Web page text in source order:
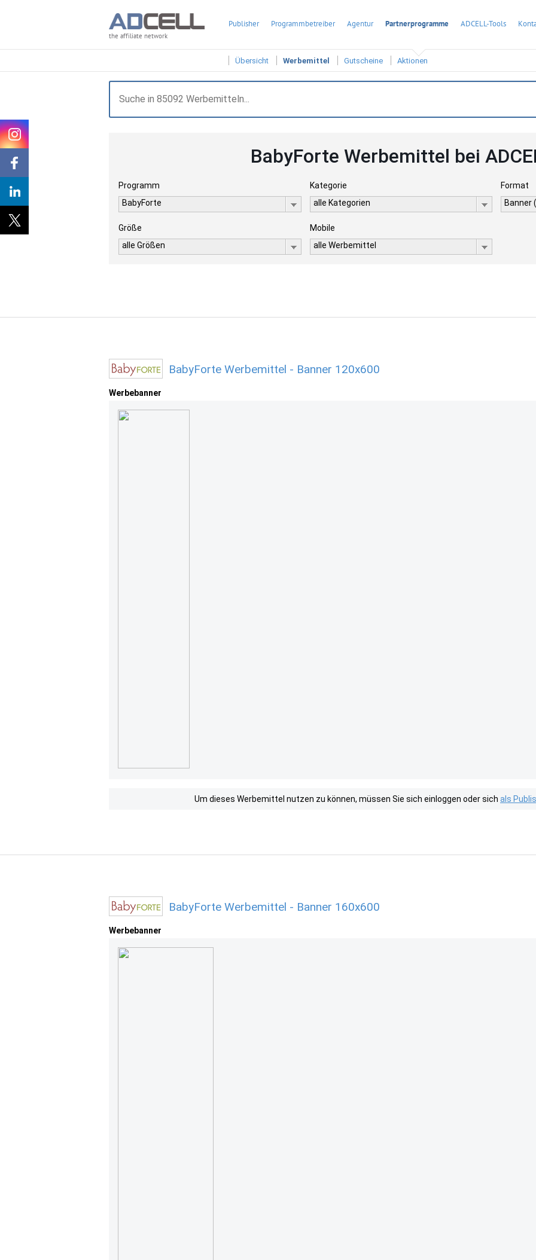
the affiliate network
Publisher Programmbetreiber Agentur Partnerprogramme ADCELL-Tools
Übersicht Werbemittel Gutscheine Aktionen
BabyForte Werbemittel bei
Programm
BabyForte
Kategorie
alle Kategorien
Format
Banner
Größe
alle Größen
Mobile
alle Werbemittel
BabyForte Werbemittel - Banner 120x600
Werbebanner
Um dieses Werbemittel nutzen zu können, müssen Sie sich einloggen oder sich als
BabyForte Werbemittel - Banner 160x600
Werbebanner